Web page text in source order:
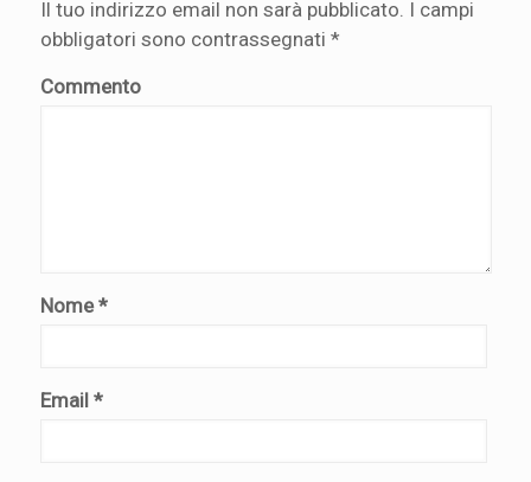
Il tuo indirizzo email non sarà pubblicato. I campi
obbligatori sono contrassegnati *
Commento
Nome*
Email *